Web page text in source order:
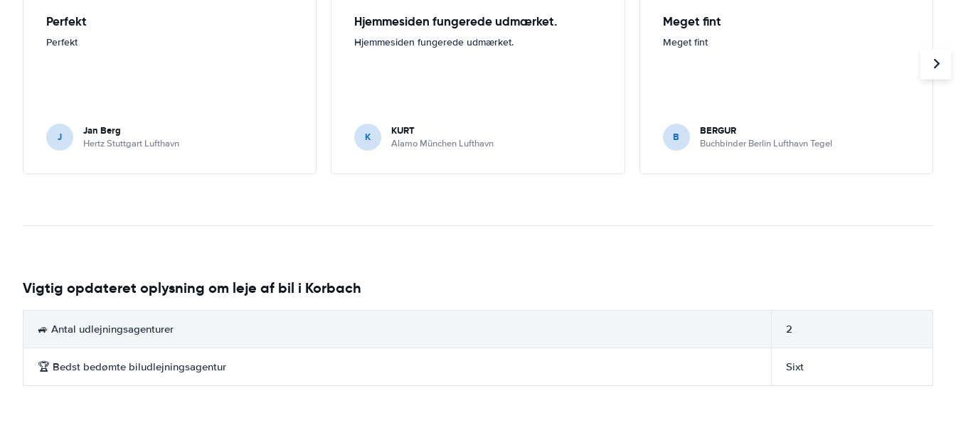
Perfekt
Perfekt
J Jan Berg
Hertz Stuttgart Lufthavn
Hjemmesiden fungerede udmærket.
Hjemmesiden fungerede udmærket.
K KURT
Alamo München Lufthavn
Meget fint
Meget fint
B BERGUR
Buchbinder Berlin Lufthavn Tegel
Vigtig opdateret oplysning om leje af bil i Korbach
🚙 Antal udlejningsagenturer 2
🏆 Bedst bedømte biludlejningsagentur Sixt